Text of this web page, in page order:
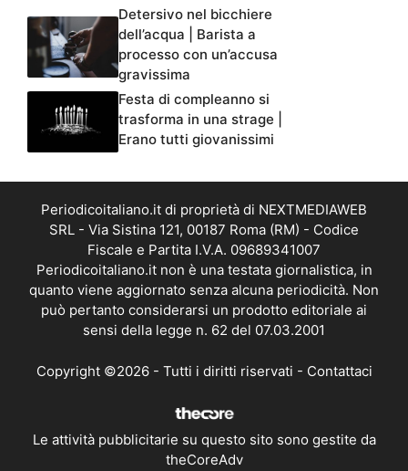
Detersivo nel bicchiere
dell’acqua | Barista a
processo con un’accusa
gravissima
Festa di compleanno si
trasforma in una strage |
Erano tutti giovanissimi
Periodicoitaliano.it di proprietà di NEXTMEDIAWEB
SRL - Via Sistina 121, 00187 Roma (RM) - Codice
Fiscale e Partita I.V.A. 09689341007
Periodicoitaliano.it non è una testata giornalistica, in
quanto viene aggiornato senza alcuna periodicità. Non
può pertanto considerarsi un prodotto editoriale ai
sensi della legge n. 62 del 07.03.2001
Copyright ©2026 - Tutti i diritti riservati - Contattaci
Le attività pubblicitarie su questo sito sono gestite da
theCoreAdv